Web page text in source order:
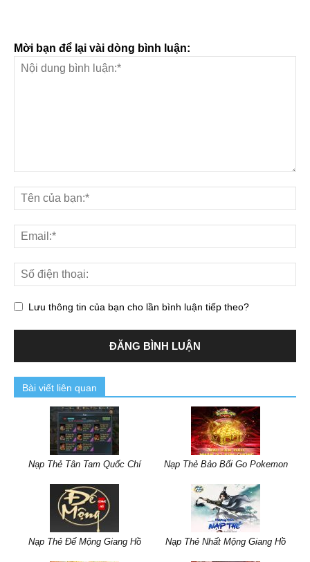
Mời bạn để lại vài dòng bình luận:
Lưu thông tin của bạn cho lần bình luận tiếp theo?
Bài viết liên quan
Nạp Thẻ Tân Tam Quốc Chí Nạp Thẻ Bảo Bối Go Pokemon
Nạp Thẻ Đế Mộng Giang Hồ Nạp Thẻ Nhất Mộng Giang Hồ